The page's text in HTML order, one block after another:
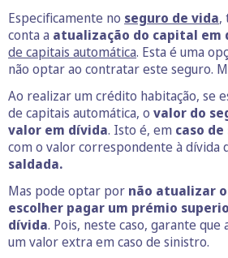
Especificamente no seguro de vida,
conta a atualização do capital em
de capitais automática. Esta é uma
não optar ao contratar este seguro.
Ao realizar um crédito habitação, se
de capitais automática, o valor do
valor em dívida. Isto é, em caso
com o valor correspondente à dívida
saldada.
Mas pode optar por não atualizar
escolher pagar um prémio
dívida. Pois, neste caso, garante que
um valor extra em caso de sinistro.